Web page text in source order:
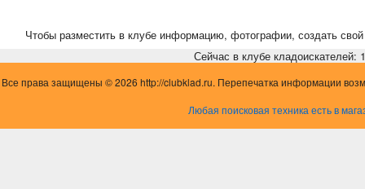
Чтобы разместить в клубе информацию, фотографии, создать свой
Сейчас в клубе кладоискателей:
Все права защищены © 2026 http://clubklad.ru. Перепечатка информации
Любая поисковая техника есть в